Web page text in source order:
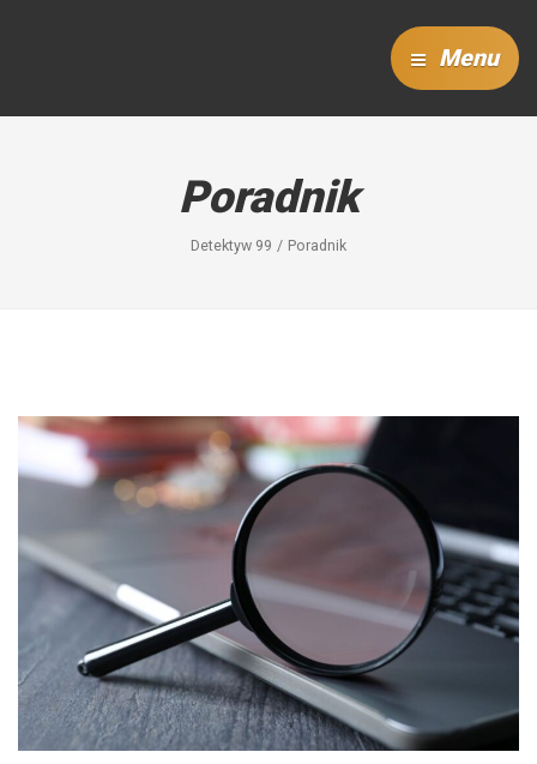
Menu
Poradnik
Detektyw 99 Poradnik